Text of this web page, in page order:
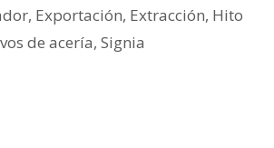
, Exportación, Extracción, Hito
de acería, Signia